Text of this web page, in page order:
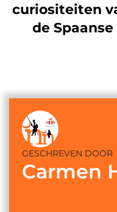
curiositeiten
de
GESCHREVEN DOOR
Carmen